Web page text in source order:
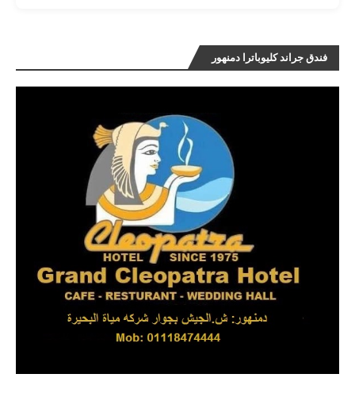
فندق جراند كليوباترا دمنهور